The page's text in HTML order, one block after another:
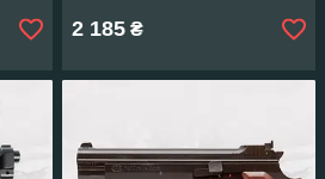
2 185 ₴